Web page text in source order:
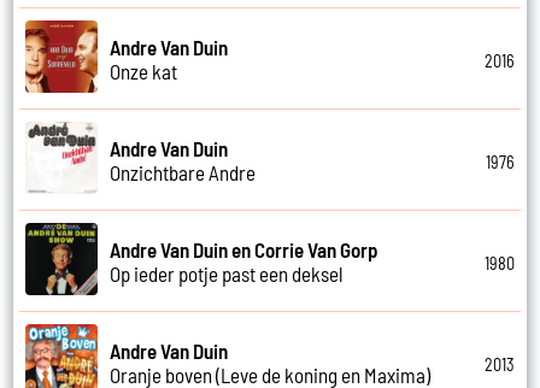
Andre Van Duin
Onze kat
2016
Andre Van Duin
Onzichtbare Andre
1976
Andre Van Duin en Corrie Van Gorp
Op ieder potje past een deksel
1980
Andre Van Duin
Oranje boven (Leve de koning en Maxima)
2013